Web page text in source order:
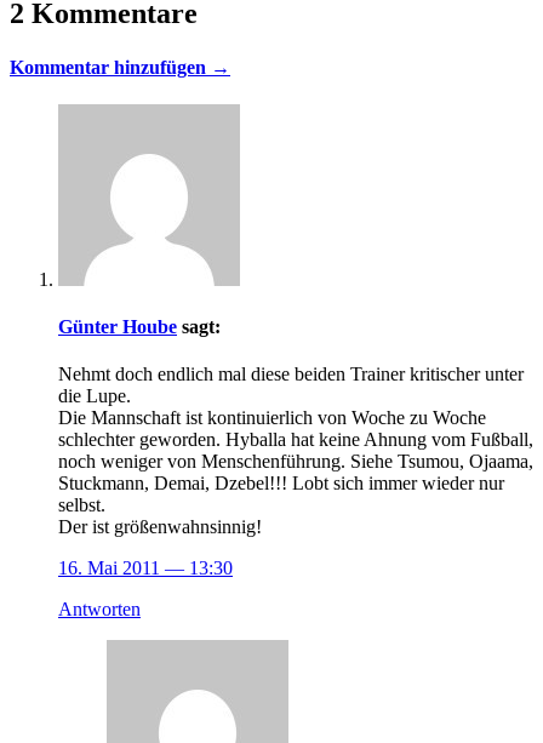
2 Kommentare
Kommentar hinzufügen →
Günter Hoube sagt:
Nehmt doch endlich mal diese beiden Trainer kritischer unter
die Lupe.
Die Mannschaft ist kontinuierlich von Woche zu Woche
schlechter geworden. Hyballa hat keine Ahnung vom Fußball,
noch weniger von Menschenführung. Siehe Tsumou, Ojaama,
Stuckmann, Demai, Dzebel!!! Lobt sich immer wieder nur
selbst.
Der ist größenwahnsinnig!
16. Mai 2011 — 13:30
Antworten